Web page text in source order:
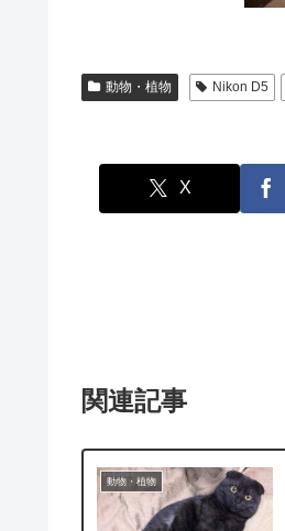
動物・植物 Nikon D5
X
関連記事
動物・植物